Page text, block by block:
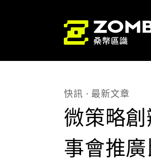
快訊 最新文章
微策略
事會推